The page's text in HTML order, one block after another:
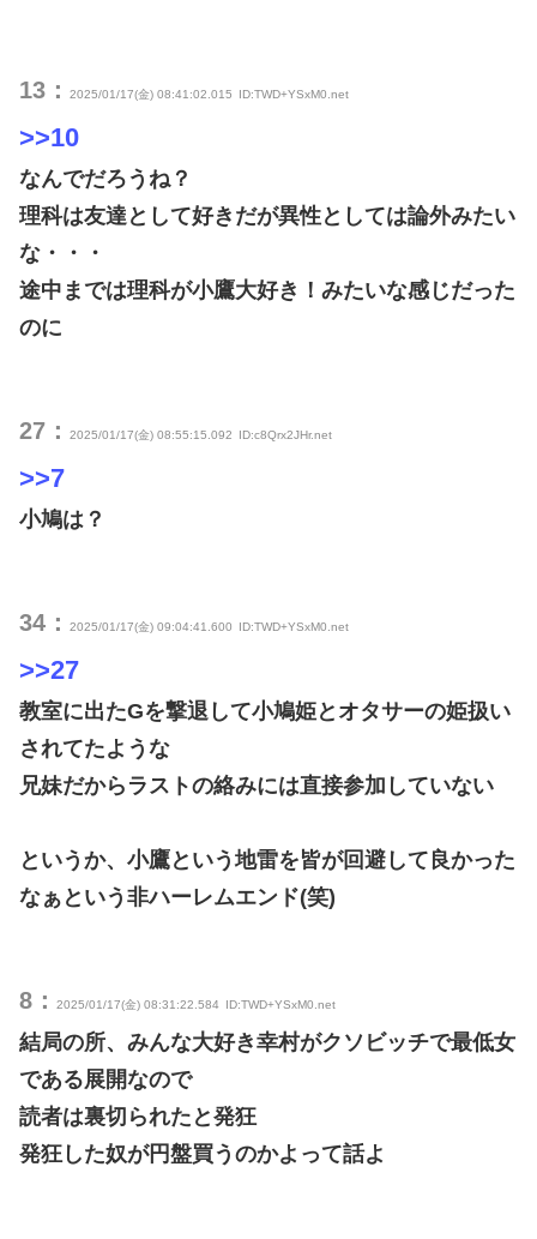
13： 2025/01/17(金) 08:41:02.015 ID:TWD+YSxM0.net
>>10
なんでだろうね？
理科は友達として好きだが異性としては論外みたい
な・・・
途中までは理科が小鷹大好き！みたいな感じだった
のに
27： 2025/01/17(金) 08:55:15.092 ID:c8Qrx2JHr.net
>>7
小鳩は？
34： 2025/01/17(金) 09:04:41.600 ID:TWD+YSxM0.net
>>27
教室に出たGを撃退して小鳩姫とオタサーの姫扱い
されてたような
兄妹だからラストの絡みには直接参加していない
というか、小鷹という地雷を皆が回避して良かった
なぁという非ハーレムエンド(笑)
8： 2025/01/17(金) 08:31:22.584 ID:TWD+YSxM0.net
結局の所、みんな大好き幸村がクソビッチで最低女
である展開なので
読者は裏切られたと発狂
発狂した奴が円盤買うのかよって話よ